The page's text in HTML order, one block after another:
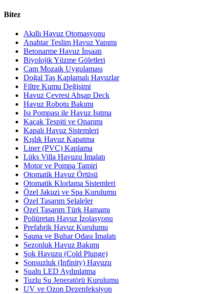
Bitez
Akıllı Havuz Otomasyonu
Anahtar Teslim Havuz Yapımı
Betonarme Havuz İnşaatı
Biyolojik Yüzme Göletleri
Cam Mozaik Uygulaması
Doğal Taş Kaplamalı Havuzlar
Filtre Kumu Değişimi
Havuz Çevresi Ahşap Deck
Havuz Robotu Bakımı
Isı Pompası ile Havuz Isıtma
Kaçak Tespiti ve Onarımı
Kapalı Havuz Sistemleri
Kışlık Havuz Kapatma
Liner (PVC) Kaplama
Lüks Villa Havuzu İmalatı
Motor ve Pompa Tamiri
Otomatik Havuz Örtüsü
Otomatik Klorlama Sistemleri
Özel Jakuzi ve Spa Kurulumu
Özel Tasarım Şelaleler
Özel Tasarım Türk Hamamı
Poliüretan Havuz İzolasyonu
Prefabrik Havuz Kurulumu
Sauna ve Buhar Odası İmalatı
Sezonluk Havuz Bakımı
Şok Havuzu (Cold Plunge)
Sonsuzluk (Infinity) Havuzu
Sualtı LED Aydınlatma
Tuzlu Su Jeneratörü Kurulumu
UV ve Ozon Dezenfeksiyon